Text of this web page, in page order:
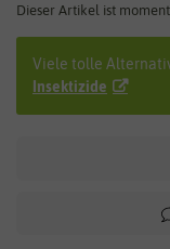
Dieser Artikel ist
Viele tolle
Insektizide